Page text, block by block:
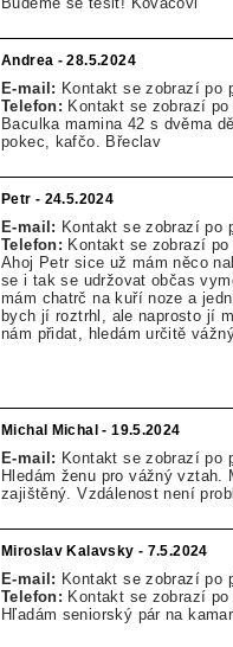
Andrea - 28.5.2024
E-mail: Kontakt se zobrazí po
Telefon: Kontakt se zobrazí po
Baculka mamina 42 s dvěma
pokec, kafčo. Břeclav
Petr - 24.5.2024
E-mail: Kontakt se zobrazí po
Telefon: Kontakt se zobrazí po
Ahoj Petr sice už mám něco
se i tak se udržovat občas
mám chatrč na kuří noze a
bych jí roztrhl, ale naprosto jí
nám přidat, hledám určitě
Michal Michal - 19.5.2024
E-mail: Kontakt se zobrazí po
Hledám ženu pro vážný
zajištěný. Vzdálenost není
Miroslav Kalavsky - 7.5.2024
E-mail: Kontakt se zobrazí po
Telefon: Kontakt se zobrazí po
Hľadám seniorský pár na